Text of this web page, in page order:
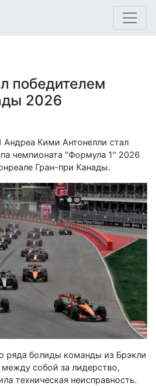
победителем
2026
Андреа Кими Антонелли стал
чемпионата "Формула 1" 2026
Гран-при Канады.
ряда болиды команды из Брэкли
собой за лидерство,
техническая неисправность.